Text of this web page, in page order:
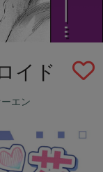
イド
エン